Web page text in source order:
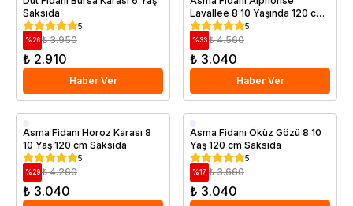
Saksıda
Saksıda
5
%26 ₺ 3.950
₺ 2.910
Haber Ver
Lavallee 8 10 Yaşında 120 cm
Saksıda
5
%33 ₺ 4.560
₺ 3.040
Haber Ver
Saksıda
Asma Fidanı Horoz Karası 8
10 Yaş 120 cm Saksıda
5
%29 ₺ 4.260
₺ 3.040
Asma Fidanı Öküz Gözü 8 10
Yaş 120 cm Saksıda
5
%17 ₺ 3.660
₺ 3.040